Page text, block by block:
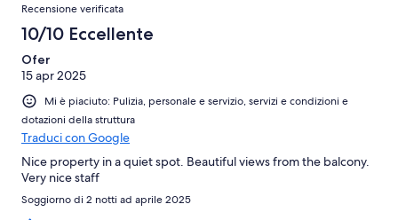
Recensione verificata
10/10 Eccellente
Ofer
15 apr 2025
Mi è piaciuto: Pulizia, personale e servizio, servizi e condizioni e
dotazioni della struttura
Traduci con Google
Nice property in a quiet spot. Beautiful views from the balcony.
Very nice staff
Soggiorno di 2 notti ad aprile 2025